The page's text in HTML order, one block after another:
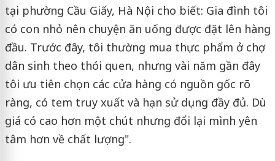
tại phường Cầu Giấy, Hà Nội cho biết: Gia đình tôi
có con nhỏ nên chuyện ăn uống được đặt lên hàng
đầu. Trước đây, tôi thường mua thực phẩm ở chợ
dân sinh theo thói quen, nhưng vài năm gần đây
tôi ưu tiên chọn các cửa hàng có nguồn gốc rõ
ràng, có tem truy xuất và hạn sử dụng đầy đủ. Dù
giá có cao hơn một chút nhưng đổi lại mình yên
tâm hơn về chất lượng".